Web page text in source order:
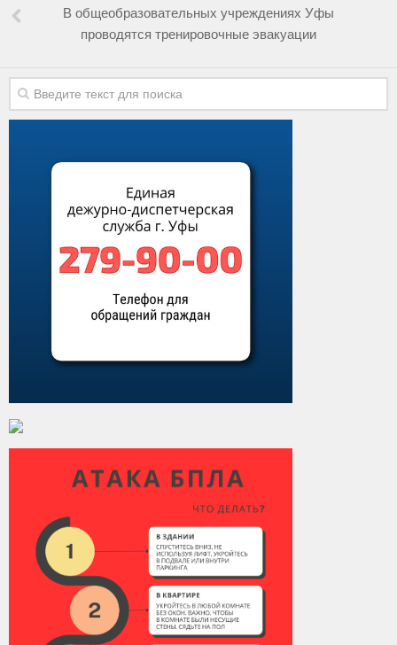
В общеобразовательных учреждениях Уфы
проводятся тренировочные эвакуации